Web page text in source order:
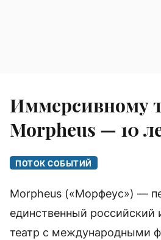
Иммерсивному
Morpheus — 10
ПОТОК СОБЫТИЙ
Morpheus («Морфеус») —
единственный
театр с международными